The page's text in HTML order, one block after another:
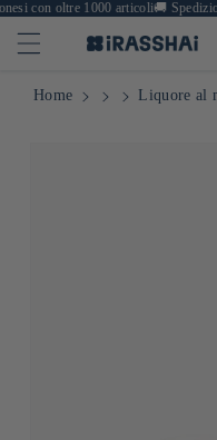
con oltre 1000 articoli🚚
Home Liquore al